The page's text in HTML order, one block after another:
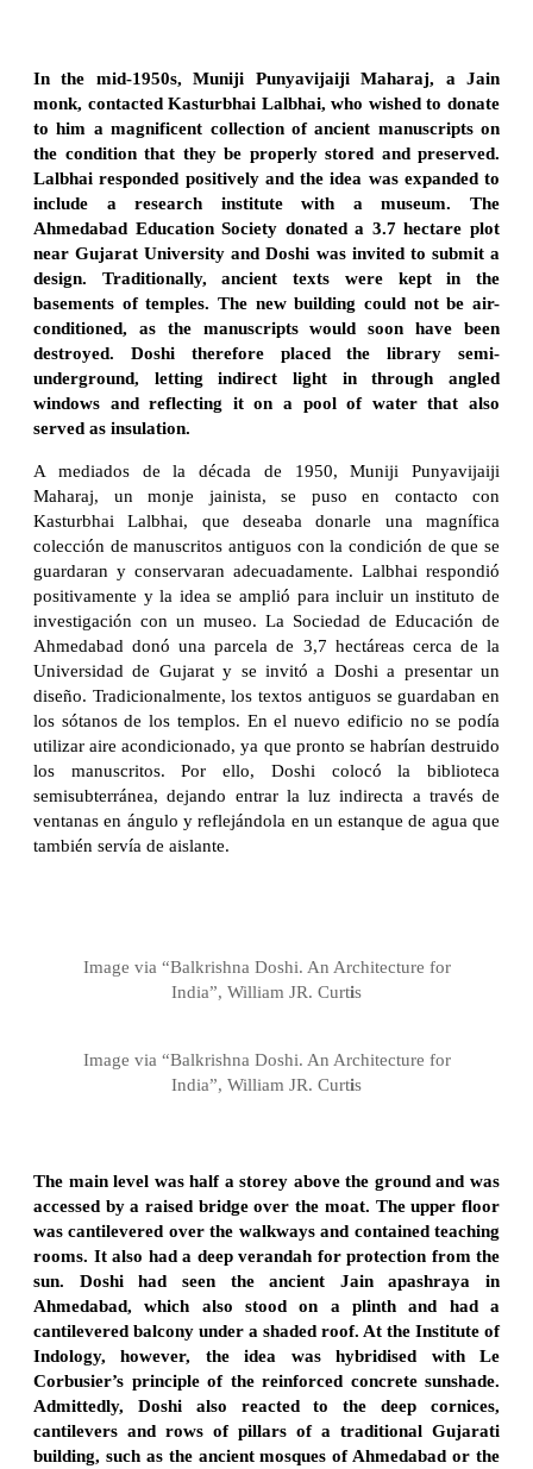
In the mid-1950s, Muniji Punyavijaiji Maharaj, a Jain
monk, contacted Kasturbhai Lalbhai, who wished to donate
to him a magnificent collection of ancient manuscripts on
the condition that they be properly stored and preserved.
Lalbhai responded positively and the idea was expanded to
include a research institute with a museum. The
Ahmedabad Education Society donated a 3.7 hectare plot
near Gujarat University and Doshi was invited to submit a
design. Traditionally, ancient texts were kept in the
basements of temples. The new building could not be air-
conditioned, as the manuscripts would soon have been
destroyed. Doshi therefore placed the library semi-
underground, letting indirect light in through angled
windows and reflecting it on a pool of water that also
served as insulation.
A mediados de la década de 1950, Muniji Punyavijaiji
Maharaj, un monje jainista, se puso en contacto con
Kasturbhai Lalbhai, que deseaba donarle una magnífica
colección de manuscritos antiguos con la condición de que se
guardaran y conservaran adecuadamente. Lalbhai respondió
positivamente y la idea se amplió para incluir un instituto de
investigación con un museo. La Sociedad de Educación de
Ahmedabad donó una parcela de 3,7 hectáreas cerca de la
Universidad de Gujarat y se invitó a Doshi a presentar un
diseño. Tradicionalmente, los textos antiguos se guardaban en
los sótanos de los templos. En el nuevo edificio no se podía
utilizar aire acondicionado, ya que pronto se habrían destruido
los manuscritos. Por ello, Doshi colocó la biblioteca
semisubterránea, dejando entrar la luz indirecta a través de
ventanas en ángulo y reflejándola en un estanque de agua que
también servía de aislante.
Image via “Balkrishna Doshi. An Architecture for
India”, William JR. Curtis
Image via “Balkrishna Doshi. An Architecture for
India”, William JR. Curtis
The main level was half a storey above the ground and was
accessed by a raised bridge over the moat. The upper floor
was cantilevered over the walkways and contained teaching
rooms. It also had a deep verandah for protection from the
sun. Doshi had seen the ancient Jain apashraya in
Ahmedabad, which also stood on a plinth and had a
cantilevered balcony under a shaded roof. At the Institute of
Indology, however, the idea was hybridised with Le
Corbusier’s principle of the reinforced concrete sunshade.
Admittedly, Doshi also reacted to the deep cornices,
cantilevers and rows of pillars of a traditional Gujarati
building, such as the ancient mosques of Ahmedabad or the